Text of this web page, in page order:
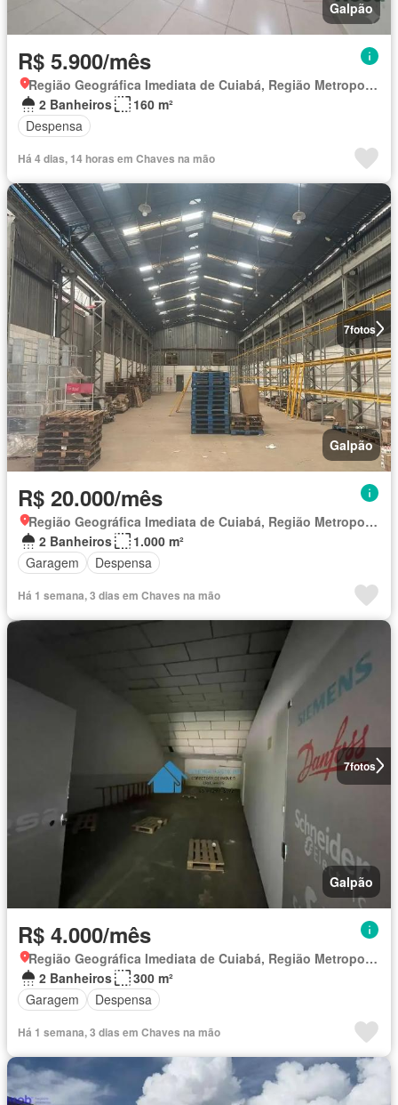
Galpão
R$ 5.900/mês
Região Geográfica Imediata de Cuiabá, Região Metropolitana do Vale do Rio Cuiabá
2 Banheiros
160 m²
Despensa
Há 4 dias, 14 horas em Chaves na mão
7fotos
Galpão
R$ 20.000/mês
Região Geográfica Imediata de Cuiabá, Região Metropolitana do Vale do Rio Cuiabá
2 Banheiros
1.000 m²
Garagem
Despensa
Há 1 semana, 3 dias em Chaves na mão
7fotos
Galpão
R$ 4.000/mês
Região Geográfica Imediata de Cuiabá, Região Metropolitana do Vale do Rio Cuiabá
2 Banheiros
300 m²
Garagem
Despensa
Há 1 semana, 3 dias em Chaves na mão